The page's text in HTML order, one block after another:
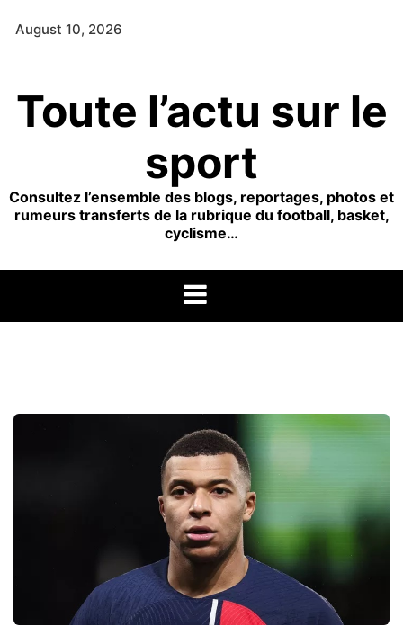
August 10, 2026
Toute l’actu sur le
sport
Consultez l’ensemble des blogs, reportages, photos et
rumeurs transferts de la rubrique du football, basket,
cyclisme…